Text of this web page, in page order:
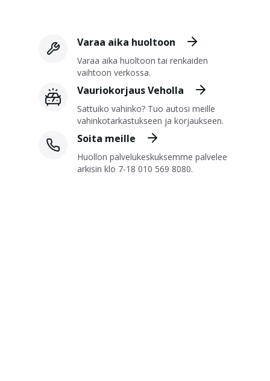
Varaa aika huoltoon
Varaa aika huoltoon tai renkaiden
vaihtoon verkossa.
Vauriokorjaus Veholla
Sattuiko vahinko? Tuo autosi meille
vahinkotarkastukseen ja korjaukseen.
Soita meille
Huollon palvelukeskuksemme palvelee
arkisin klo 7-18 010 569 8080.